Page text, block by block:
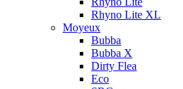
Rhyno Lite XL
Moyeux
Bubba
Bubba X
Dirty Flea
Eco